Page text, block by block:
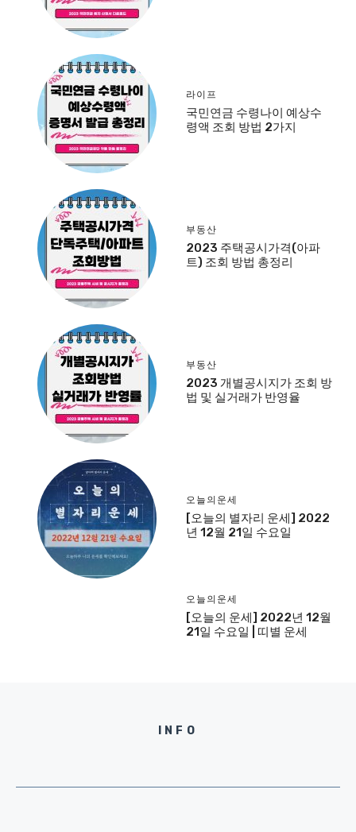
라이프
국민연금 수령나이 예상수
령액 조회 방법 2가지
부동산
2023 주택공시가격(아파
트) 조회 방법 총정리
부동산
2023 개별공시지가 조회 방
법 및 실거래가 반영율
오늘의운세
[오늘의 별자리 운세] 2022
년 12월 21일 수요일
오늘의운세
[오늘의 운세] 2022년 12월
21일 수요일 | 띠별 운세
INFO